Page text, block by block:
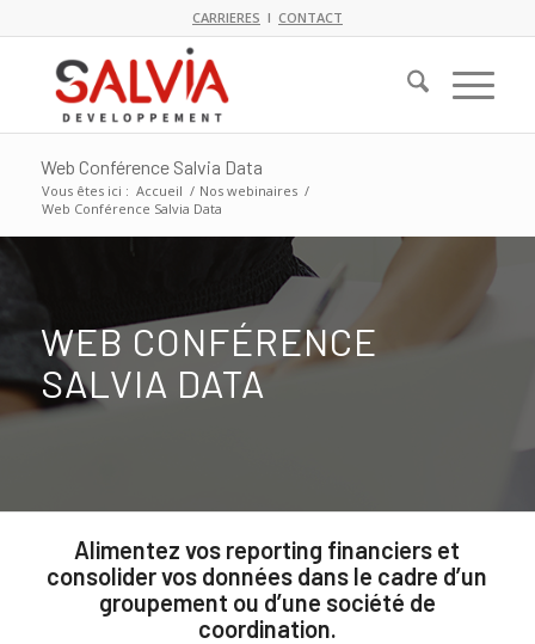
CARRIERES I CONTACT
Web Conférence Salvia Data
Vous êtes ici : Accueil / Nos webinaires /
Web Conférence Salvia Data
WEB CONFÉRENCE
SALVIA DATA
Alimentez vos reporting financiers et
consolider vos données dans le cadre d’un
groupement ou d’une société de
coordination.